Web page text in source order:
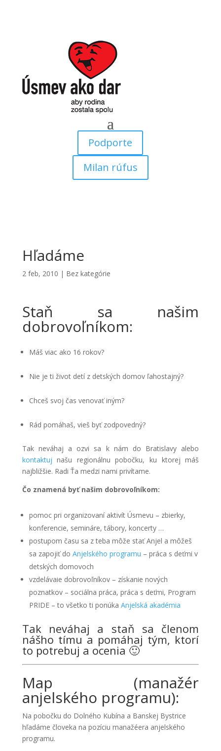
Podporte
Milan rúfus
Hľadáme
2 feb, 2010 | Bez kategórie
Staň sa našim
dobrovoľníkom:
Máš viac ako 16 rokov?
Nie je ti život detí z detských domov ľahostajný?
Chceš svoj čas venovať iným?
Rád pomáhaš, vieš byť zodpovedný?
Tak neváhaj a ozvi sa k nám do Bratislavy alebo
kontaktuj našu regionálnu pobočku, ku ktorej máš
najbližšie. Radi Ťa medzi nami privítame.
Čo znamená byť našim dobrovoľníkom:
pomoc pri organizovaní aktivít Úsmevu – zbierky,
konferencie, semináre, tábory, koncerty …
postupom času sa z teba môže stať Anjel a môžeš
sa zapojiť do Anjelského programu – práca s deťmi v
detských domovoch
vzdelávaie dobrovoľníkov – získanie nových
poznatkov – sociálna práca, práca s deťmi, Program
PRIDE – to všetko ti ponúka Anjelská akadémia
Tak neváhaj a staň sa členom
nášho tímu a pomáhaj tým, ktorí
to potrebuj a ocenia 🙂
Map (manažér
anjelského programu):
Na pobočku do Dolného Kubína a Banskej Bystrice
hľadáme človeka na pozíciu manažéera anjelského
programu.